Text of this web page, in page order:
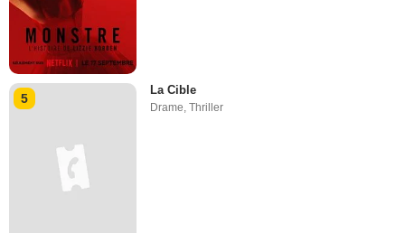
5
La Cible
Drame ,Thriller